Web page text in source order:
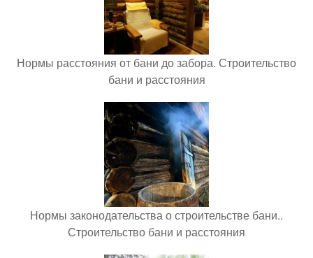
Нормы расстояния от бани до забора. Строительство
бани и расстояния
Нормы законодательства о строительстве бани..
Строительство бани и расстояния